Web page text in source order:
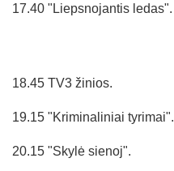
17.40 "Liepsnojantis ledas".
18.45 TV3 žinios.
19.15 "Kriminaliniai tyrimai".
20.15 "Skylė sienoj".